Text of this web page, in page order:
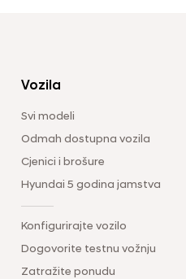
Vozila
Svi modeli
Odmah dostupna vozila
Cjenici i brošure
Hyundai 5 godina jamstva
Konfigurirajte vozilo
Dogovorite testnu vožnju
Zatražite ponudu